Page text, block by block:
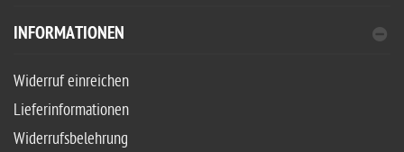
INFORMATIONEN
Widerruf einreichen
Lieferinformationen
Widerrufsbelehrung